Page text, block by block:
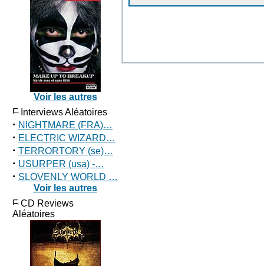
Voir les autres
Interviews Aléatoires
· NIGHTMARE (FRA)…
· ELECTRIC WIZARD…
· TERRORTORY (se)…
· USURPER (usa) -…
· SLOVENLY WORLD …
Voir les autres
CD Reviews
Aléatoires